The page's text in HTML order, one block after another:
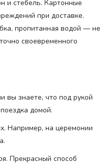
и стебель. Картонные
при доставке.
пропитанная водой — не
своевременного
вы знаете, что под рукой
домой.
Например, на церемонии
Прекрасный способ